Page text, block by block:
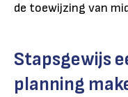
de toewijzing van
Stapsgewijs
planning